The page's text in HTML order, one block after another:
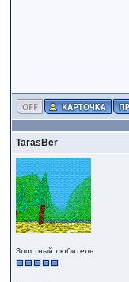
TarasBer
Злостный любитель